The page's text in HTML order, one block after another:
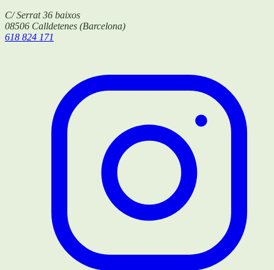
C/ Serrat 36 baixos
08506 Calldetenes (Barcelona)
618 824 171